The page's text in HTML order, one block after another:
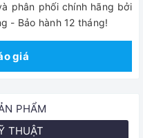
phân phối chính hãng bởi
- Bảo hành 12 tháng!
giá
PHẨM
THUẬT